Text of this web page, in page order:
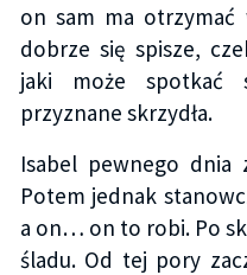
on sam ma otrzymać
dobrze się spisze,
jaki może spotkać
przyznane skrzydła.
Isabel pewnego dnia
Potem jednak
a on… on to robi. Po
śladu. Od tej pory